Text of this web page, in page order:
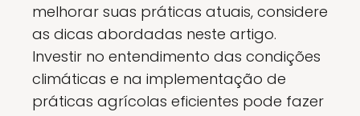
melhorar suas práticas atuais, considere
as dicas abordadas neste artigo.
Investir no entendimento das condições
climáticas e na implementação de
práticas agrícolas eficientes pode fazer